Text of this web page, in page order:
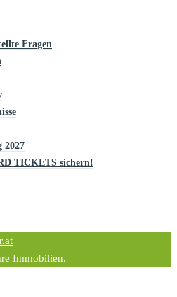
Fragen
2027
TICKETS sichern!
Immobilien.